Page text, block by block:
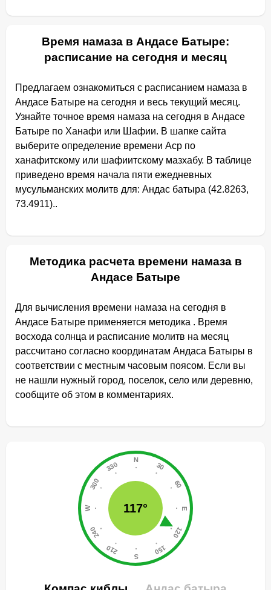
Время намаза в Андасе Батыре:
расписание на сегодня и месяц
Предлагаем ознакомиться с расписанием намаза в
Андасе Батыре на сегодня и весь текущий месяц.
Узнайте точное время намаза на сегодня в Андасе
Батыре по Ханафи или Шафии. В шапке сайта
выберите определение времени Аср по
ханафитскому или шафиитскому мазхабу. В таблице
приведено время начала пяти ежедневных
мусульманских молитв для: Андас батыра (42.8263,
73.4911)..
Методика расчета времени намаза в
Андасе Батыре
Для вычисления времени намаза на сегодня в
Андасе Батыре применяется методика . Время
восхода солнца и расписание молитв на месяц
рассчитано согласно координатам Андаса Батыры в
соответствии с местным часовым поясом. Если вы
не нашли нужный город, поселок, село или деревню,
сообщите об этом в комментариях.
117°